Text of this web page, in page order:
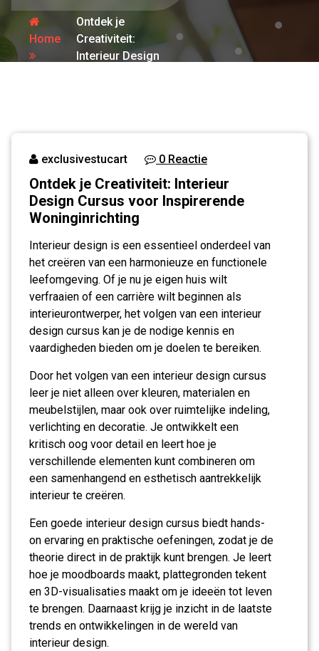
Home
Ontdek je
Creativiteit:
Interieur Design
exclusivestucart 0 Reactie
Ontdek je Creativiteit: Interieur
Design Cursus voor Inspirerende
Woninginrichting
Interieur design is een essentieel onderdeel van
het creëren van een harmonieuze en functionele
leefomgeving. Of je nu je eigen huis wilt
verfraaien of een carrière wilt beginnen als
interieurontwerper, het volgen van een interieur
design cursus kan je de nodige kennis en
vaardigheden bieden om je doelen te bereiken.
Door het volgen van een interieur design cursus
leer je niet alleen over kleuren, materialen en
meubelstijlen, maar ook over ruimtelijke indeling,
verlichting en decoratie. Je ontwikkelt een
kritisch oog voor detail en leert hoe je
verschillende elementen kunt combineren om
een samenhangend en esthetisch aantrekkelijk
interieur te creëren.
Een goede interieur design cursus biedt hands-
on ervaring en praktische oefeningen, zodat je de
theorie direct in de praktijk kunt brengen. Je leert
hoe je moodboards maakt, plattegronden tekent
en 3D-visualisaties maakt om je ideeën tot leven
te brengen. Daarnaast krijg je inzicht in de laatste
trends en ontwikkelingen in de wereld van
interieur design.